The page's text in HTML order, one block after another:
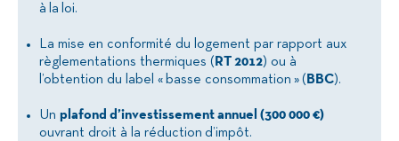
à la loi.
La mise en conformité du logement par rapport aux
règlementations thermiques ( RT 2012) ou à
l’obtention du label « basse consommation » ( BBC).
Un plafond d’investissement annuel (300 000 €)
ouvrant droit à la réduction d’impôt.